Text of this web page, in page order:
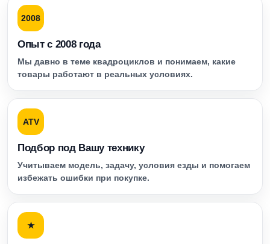
2008
Опыт с 2008 года
Мы давно в теме квадроциклов и понимаем, какие
товары работают в реальных условиях.
ATV
Подбор под Вашу технику
Учитываем модель, задачу, условия езды и помогаем
избежать ошибки при покупке.
★